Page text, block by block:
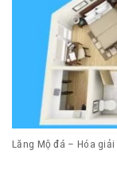
Lăng Mộ đá – Hóa